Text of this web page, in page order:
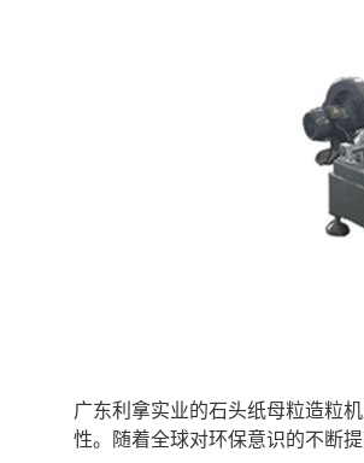
广东利拿实业的石头纸母粒造粒
性。随着全球对环保意识的不断